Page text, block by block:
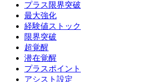
プラス限界突破
最大強化
経験値ストック
限界突破
超覚醒
潜在覚醒
プラスポイント
アシスト設定